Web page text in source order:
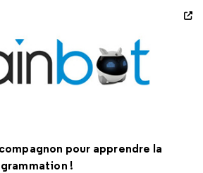
pour apprendre la
!